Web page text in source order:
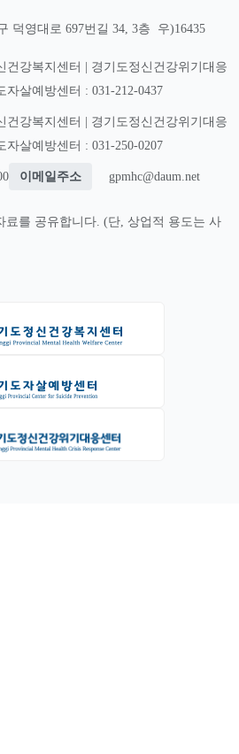
덕영대로 697번길 34, 3층 우)16435
건강복지센터 | 경기도정신건강위기대응
자살예방센터 : 031-212-0437
건강복지센터 | 경기도정신건강위기대응
자살예방센터 : 031-250-0207
이메일주소 gpmhc@daum.net
료를 공유합니다. (단, 상업적 용도는 사